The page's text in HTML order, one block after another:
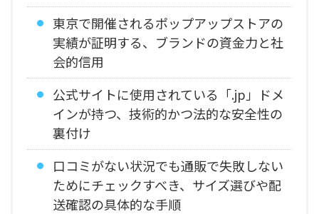
東京で開催されるポップアップストアの
実績が証明する、ブランドの資金力と社
会的信用
公式サイトに使用されている「.jp」ドメ
インが持つ、技術的かつ法的な安全性の
裏付け
口コミがない状況でも通販で失敗しない
ためにチェックすべき、サイズ選びや配
送確認の具体的な手順